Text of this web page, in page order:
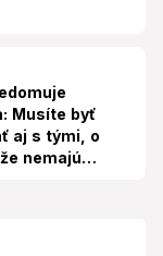
Musíte byť
aj s tými, o
nemajú